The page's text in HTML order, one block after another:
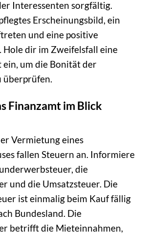
Interessenten sorgfältig.
Erscheinungsbild, ein
und eine positive
dir im Zweifelsfall eine
um die Bonität der
überprüfen.
Finanzamt im Blick
Vermietung eines
fallen Steuern an. Informiere
die
und die Umsatzsteuer. Die
ist einmalig beim Kauf fällig
Bundesland. Die
betrifft die Mieteinnahmen,